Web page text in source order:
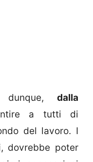
dunque, dalla
a tutti di
del lavoro. I
dovrebbe poter